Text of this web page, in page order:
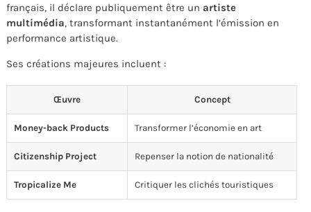
français, il déclare publiquement être un artiste
multimédia, transformant instantanément l’émission en
performance artistique.
Ses créations majeures incluent :
Œuvre Concept
Money-back Products Transformer l’économie en art
Citizenship Project Repenser la notion de nationalité
Tropicalize Me Critiquer les clichés touristiques